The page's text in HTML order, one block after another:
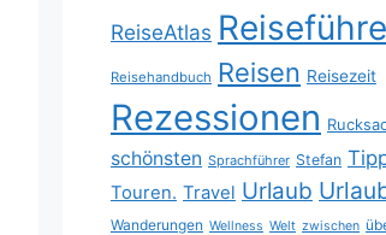
ReiseAtlas
Reisehandbuch Reisen Reisezeit
Rezessionen
schönsten Sprachführer Stefan
Touren. Travel Urlaub
Wanderungen Wellness Welt zwischen